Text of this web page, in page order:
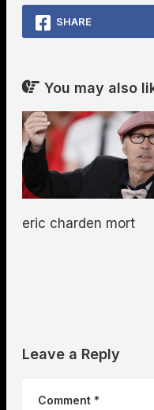
SHARE
You may also
eric charden mort
Leave a Reply
Comment *